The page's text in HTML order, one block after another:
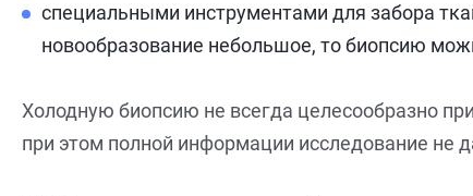
специальными инструментами для забора
новообразование небольшое, то биопсию
Холодную биопсию не всегда целесообразно
при этом полной информации исследование не